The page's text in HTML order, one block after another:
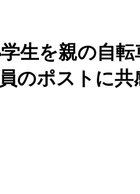
生を親の自
のポストに共